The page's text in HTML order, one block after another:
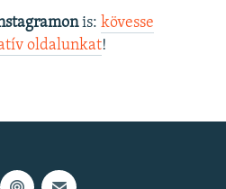
is: kövesse
oldalunkat! ​